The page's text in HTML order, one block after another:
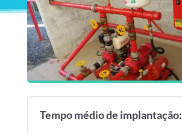
Tempo médio de implantação: